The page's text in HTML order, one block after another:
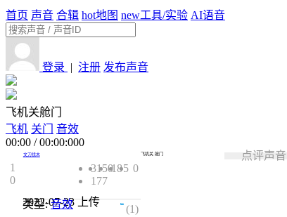
首页 声音 合辑 hot地图 new工具/实验 AI语音
登录 | 注册 发布声音
飞机关舱门
飞机 关门
音效
00:00 /00:00:000
1
0
文刀伐木
3150185 0
177
2022-07-23上传
类型:音效 5.0(1)
飞机关 舱门 点评声音